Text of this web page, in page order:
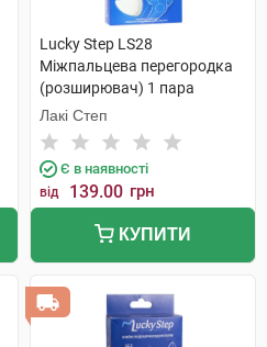
Lucky Step LS28
Міжпальцева перегородка
(розширювач) 1 пара
Лакі Степ
Є в наявності
від 139.00 грн
КУПИТИ